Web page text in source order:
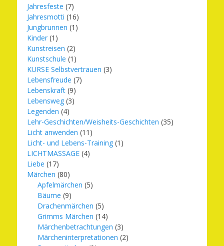
Jahresfeste (7)
Jahresmotti (16)
Jungbrunnen (1)
Kinder (1)
Kunstreisen (2)
Kunstschule (1)
KURSE Selbstvertrauen (3)
Lebensfreude (7)
Lebenskraft (9)
Lebensweg (3)
Legenden (4)
Lehr-Geschichten/Weisheits-Geschichten (35)
Licht anwenden (11)
Licht- und Lebens-Training (1)
LICHTMASSAGE (4)
Liebe (17)
Märchen (80)
Apfelmärchen (5)
Bäume (9)
Drachenmärchen (5)
Grimms Märchen (14)
Märchenbetrachtungen (3)
Märcheninterpretationen (2)